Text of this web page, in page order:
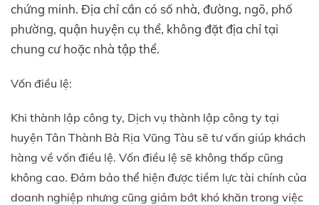
chứng minh. Địa chỉ cần có số nhà, đường, ngõ, phố
phường, quận huyện cụ thể, không đặt địa chỉ tại
chung cư hoặc nhà tập thể.
Vốn điều lệ:
Khi thành lập công ty, Dịch vụ thành lập công ty tại
huyện Tân Thành Bà Rịa Vũng Tàu sẽ tư vấn giúp khách
hàng về vốn điều lệ. Vốn điều lệ sẽ không thấp cũng
không cao. Đảm bảo thể hiện được tiềm lực tài chính của
doanh nghiệp nhưng cũng giảm bớt khó khăn trong việc